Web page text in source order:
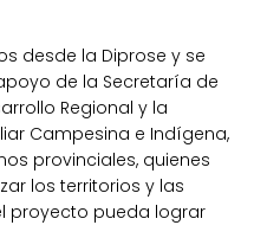
desde la Diprose y se
de la Secretaría de
Regional y la
Campesina e Indígena,
provinciales, quienes
los territorios y las
proyecto pueda lograr